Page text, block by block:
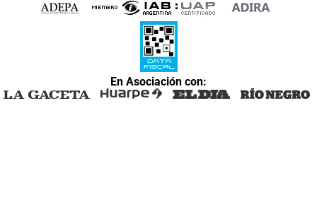
En Asociación con: